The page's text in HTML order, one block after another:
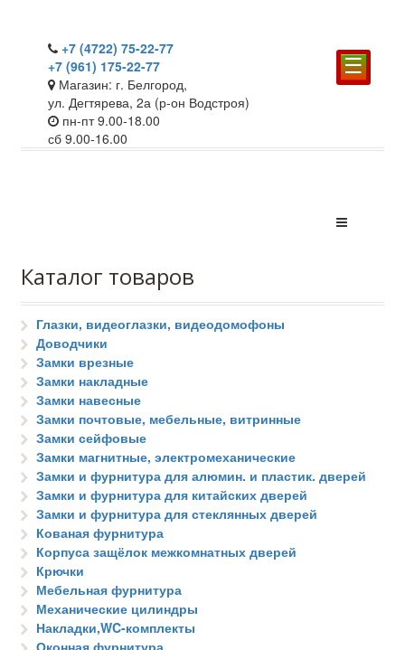
☰
+7 (4722) 75-22-77
+7 (961) 175-22-77
Магазин: г. Белгород,
ул. Дегтярева, 2а (р-он Водстроя)
пн-пт 9.00-18.00
сб 9.00-16.00
Каталог товаров
Глазки, видеоглазки, видеодомофоны
Доводчики
Замки врезные
Замки накладные
Замки навесные
Замки почтовые, мебельные, витринные
Замки сейфовые
Замки магнитные, электромеханические
Замки и фурнитура для алюмин. и пластик. дверей
Замки и фурнитура для китайских дверей
Замки и фурнитура для стеклянных дверей
Кованая фурнитура
Корпуса защёлок межкомнатных дверей
Крючки
Мебельная фурнитура
Механические цилиндры
Накладки,WC-комплекты